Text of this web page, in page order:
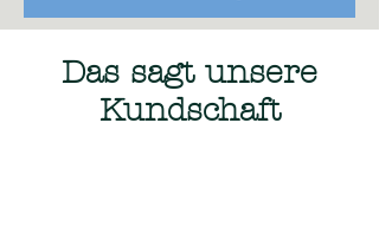
Das sagt unsere
Kundschaft